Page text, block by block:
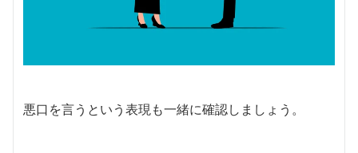
悪口を言うという表現も一緒に確認しましょう。